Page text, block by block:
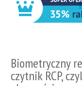
Biometryczny
czytnik RCP,